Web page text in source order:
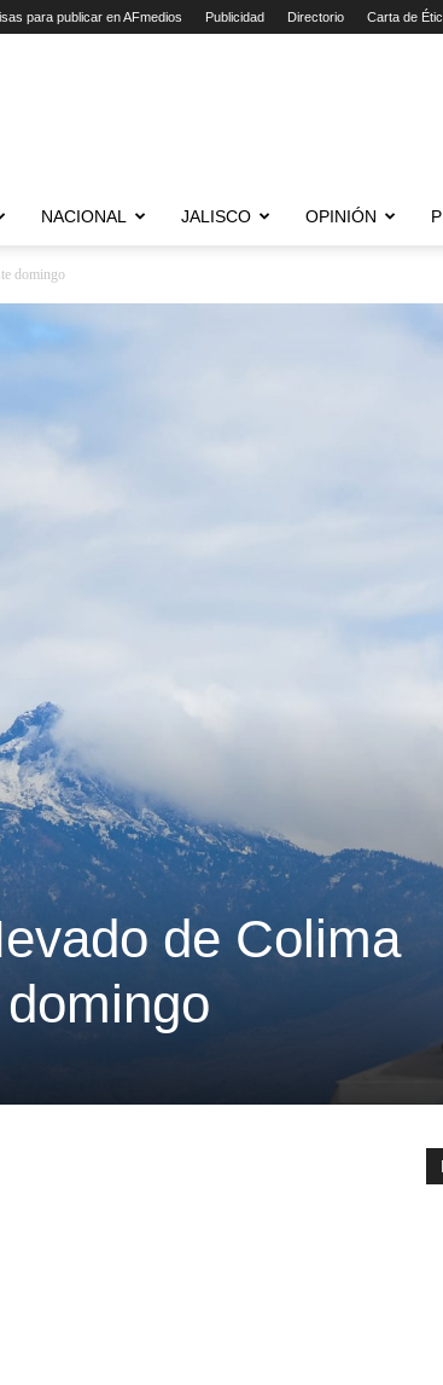
para publicar en AFmedios Publicidad Directorio Carta de
NACIONAL JALISCO OPINIÓN
domingo
de Colima